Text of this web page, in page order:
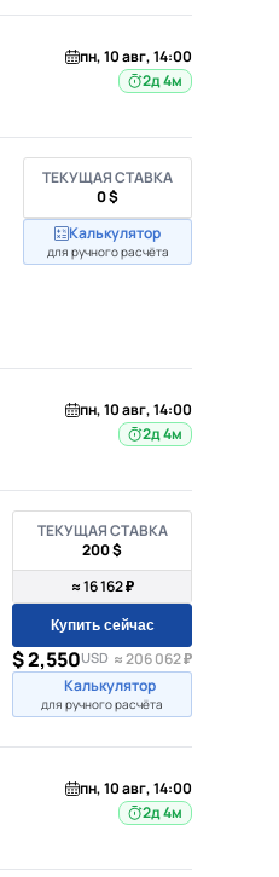
пн, 10 авг, 14:00
2д 4м
ТЕКУЩАЯ СТАВКА
0 $
Калькулятор
для ручного расчёта
пн, 10 авг, 14:00
2д 4м
ТЕКУЩАЯ СТАВКА
200 $
≈ 16 162 ₽
Купить сейчас
$ 2,550USD ≈ 206 062 ₽
Калькулятор
для ручного расчёта
пн, 10 авг, 14:00
2д 4м